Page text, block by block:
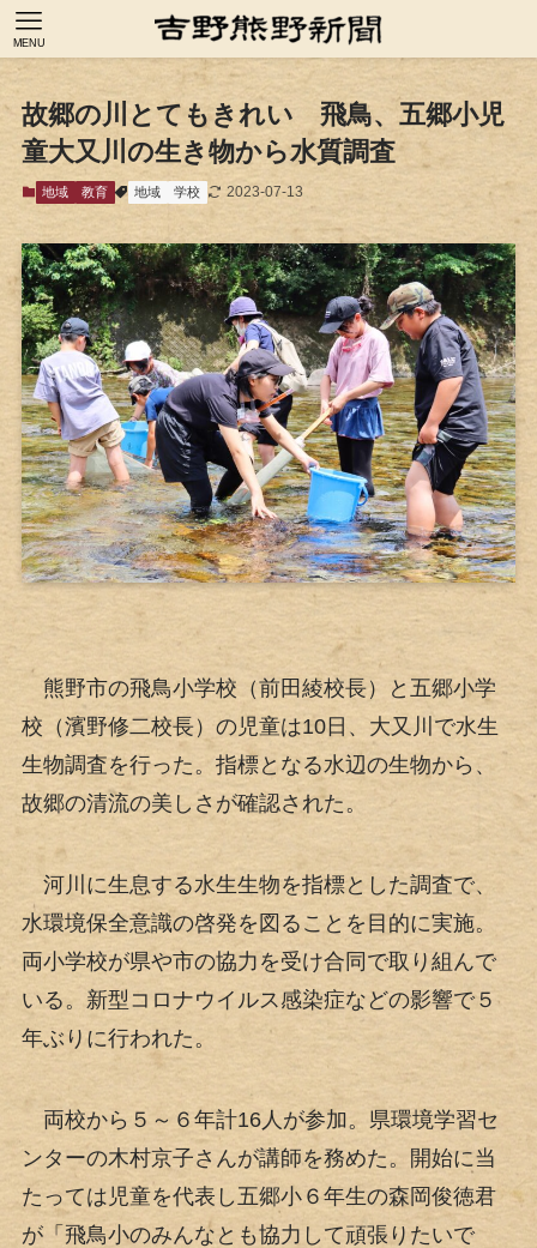
MENU
故郷の川とてもきれい 飛鳥、五郷小児
童大又川の生き物から水質調査
地域 教育 地域 学校 2023-07-13
熊野市の飛鳥小学校（前田綾校長）と五郷小学
校（濱野修二校長）の児童は10日、大又川で水生
生物調査を行った。指標となる水辺の生物から、
故郷の清流の美しさが確認された。
河川に生息する水生生物を指標とした調査で、
水環境保全意識の啓発を図ることを目的に実施。
両小学校が県や市の協力を受け合同で取り組んで
いる。新型コロナウイルス感染症などの影響で５
年ぶりに行われた。
両校から５～６年計16人が参加。県環境学習セ
ンターの木村京子さんが講師を務めた。開始に当
たっては児童を代表し五郷小６年生の森岡俊徳君
が「飛鳥小のみんなとも協力して頑張りたいで